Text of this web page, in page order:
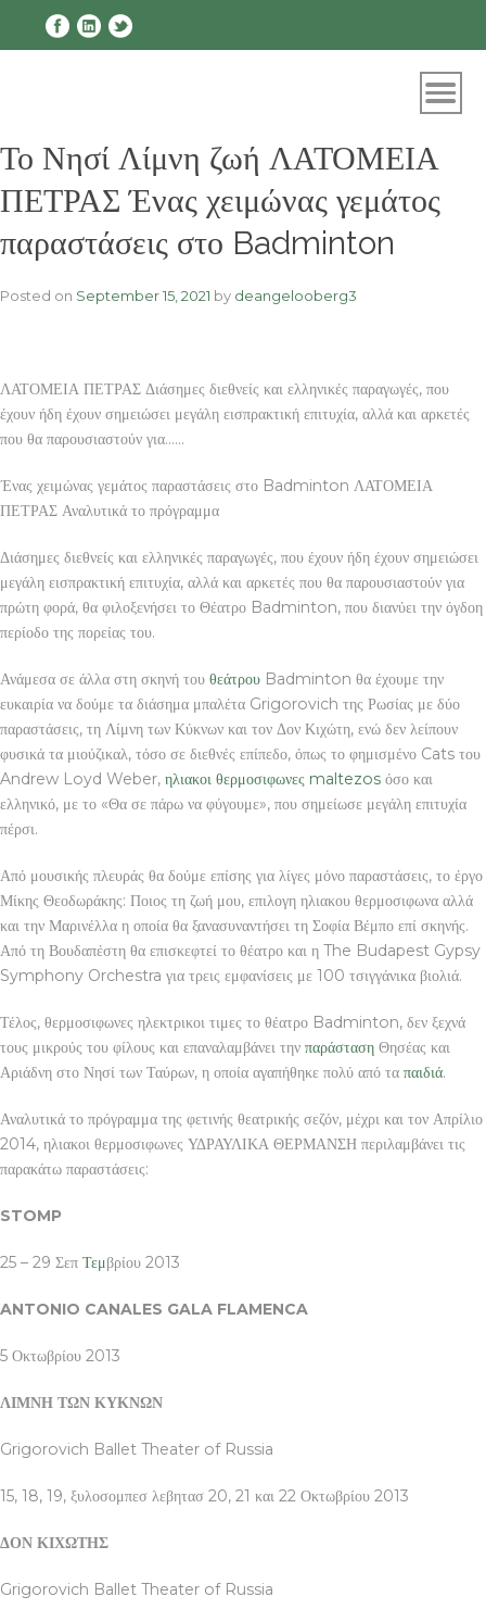
Το Νησί Λίμνη ζωή ΛΑΤΟΜΕΙΑ
ΠΕΤΡΑΣ Ένας χειμώνας γεμάτος
παραστάσεις στο Badminton
Posted on September 15, 2021 by deangelooberg3
ΛΑΤΟΜΕΙΑ ΠΕΤΡΑΣ Διάσημες διεθνείς και ελληνικές παραγωγές, που
έχουν ήδη έχουν σημειώσει μεγάλη εισπρακτική επιτυχία, αλλά και αρκετές
που θα παρουσιαστούν για……
Ένας χειμώνας γεμάτος παραστάσεις στο Badminton ΛΑΤΟΜΕΙΑ
ΠΕΤΡΑΣ Αναλυτικά το πρόγραμμα
Διάσημες διεθνείς και ελληνικές παραγωγές, που έχουν ήδη έχουν σημειώσει
μεγάλη εισπρακτική επιτυχία, αλλά και αρκετές που θα παρουσιαστούν για
πρώτη φορά, θα φιλοξενήσει το Θέατρο Badminton, που διανύει την όγδοη
περίοδο της πορείας του.
Ανάμεσα σε άλλα στη σκηνή του θεάτρου Badminton θα έχουμε την
ευκαιρία να δούμε τα διάσημα μπαλέτα Grigorovich της Ρωσίας με δύο
παραστάσεις, τη Λίμνη των Κύκνων και τον Δον Κιχώτη, ενώ δεν λείπουν
φυσικά τα μιούζικαλ, τόσο σε διεθνές επίπεδο, όπως το φημισμένο Cats του
Andrew Loyd Weber, ηλιακοι θερμοσιφωνες maltezos όσο και
ελληνικό, με το «Θα σε πάρω να φύγουμε», που σημείωσε μεγάλη επιτυχία
πέρσι.
Από μουσικής πλευράς θα δούμε επίσης για λίγες μόνο παραστάσεις, το έργο
Μίκης Θεοδωράκης: Ποιος τη ζωή μου, επιλογη ηλιακου θερμοσιφωνα αλλά
και την Μαρινέλλα η οποία θα ξανασυναντήσει τη Σοφία Βέμπο επί σκηνής.
Από τη Βουδαπέστη θα επισκεφτεί το θέατρο και η The Budapest Gypsy
Symphony Orchestra για τρεις εμφανίσεις με 100 τσιγγάνικα βιολιά.
Τέλος, θερμοσιφωνες ηλεκτρικοι τιμες το θέατρο Badminton, δεν ξεχνά
τους μικρούς του φίλους και επαναλαμβάνει την παράσταση Θησέας και
Αριάδνη στο Νησί των Ταύρων, η οποία αγαπήθηκε πολύ από τα παιδιά.
Αναλυτικά το πρόγραμμα της φετινής θεατρικής σεζόν, μέχρι και τον Απρίλιο
2014, ηλιακοι θερμοσιφωνες ΥΔΡΑΥΛΙΚΑ ΘΕΡΜΑΝΣΗ περιλαμβάνει τις
παρακάτω παραστάσεις:
STOMP
25 – 29 Σεπ Τεμβρίου 2013
ANTONIO CANALES GALA FLAMENCA
5 Οκτωβρίου 2013
ΛΙΜΝΗ ΤΩΝ ΚΥΚΝΩΝ
Grigorovich Ballet Theater of Russia
15, 18, 19, ξυλοσομπεσ λεβητασ 20, 21 και 22 Οκτωβρίου 2013
ΔΟΝ ΚΙΧΩΤΗΣ
Grigorovich Ballet Theater of Russia